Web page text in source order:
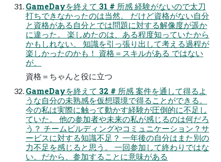
GameDayを終えて 31 # 所感 経験がないので太⼑
打ちできなかったのは当然。 だけど資格がない⾃分
と資格がある⾃分とでは問題に対する解像度が遥か
に違った。 楽しめたのは、ある程度知っていたから
かもしれない。 知識を引っ張り出して考える過程が
楽しかったのかも！ 資格＝スキルがある ではない
が、
資格＝ちゃんと役に⽴つ
GameDayを終えて 32 # 所感 案件を通して得るよ
うな⾃分の未熟感を仮想環境で得ることができる。
今の私は実際に触って動かす経験が圧倒的に不⾜し
ていた。 他の参加者や未来の私が感じるのは何だろ
う？ チームビルディングやコミュニケーション？サ
ービスに対する知識不⾜？ ⼀年後の⾃分はまた別の
⼒不⾜を感じると思う。 ⼀回参加して終わりではな
い。だから、参加することに意味がある